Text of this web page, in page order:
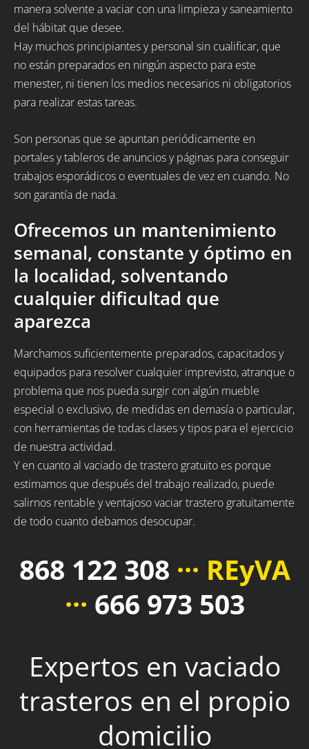
manera solvente a vaciar con una limpieza y saneamiento
del hábitat que desee.
Hay muchos principiantes y personal sin cualificar, que
no están preparados en ningún aspecto para este
menester, ni tienen los medios necesarios ni obligatorios
para realizar estas tareas.
Son personas que se apuntan periódicamente en
portales y tableros de anuncios y páginas para conseguir
trabajos esporádicos o eventuales de vez en cuando. No
son garantía de nada.
Ofrecemos un mantenimiento
semanal, constante y óptimo en
la localidad, solventando
cualquier dificultad que
aparezca
Marchamos suficientemente preparados, capacitados y
equipados para resolver cualquier imprevisto, atranque o
problema que nos pueda surgir con algún mueble
especial o exclusivo, de medidas en demasía o particular,
con herramientas de todas clases y tipos para el ejercicio
de nuestra actividad.
Y en cuanto al vaciado de trastero gratuito es porque
estimamos que después del trabajo realizado, puede
salirnos rentable y ventajoso vaciar trastero gratuitamente
de todo cuanto debamos desocupar.
868 122 308 ··· REyVA
··· 666 973 503
Expertos en vaciado
trasteros en el propio
domicilio